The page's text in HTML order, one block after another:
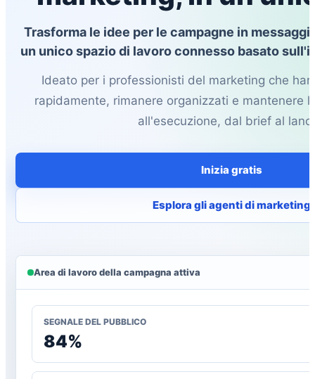
Trasforma le idee per le campagne in
un unico spazio di lavoro connesso basato
Ideato per i professionisti del marketing che
rapidamente, rimanere organizzati e mantenere
all'esecuzione, dal brief al
Inizia gratis
Esplora gli agenti di marketing
Area di lavoro della campagna attiva
SEGNALE DEL PUBBLICO
84%